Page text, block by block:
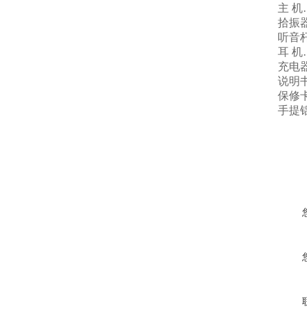
主
拾
听
耳
充
说
保
手提